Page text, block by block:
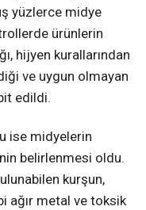
yüzlerce midye
ürünlerin
hijyen kurallarından
ve uygun olmayan
edildi.
ise midyelerin
belirlenmesi oldu.
kurşun,
ağır metal ve toksik